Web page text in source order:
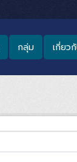
กลุ่ม เกี่ยว